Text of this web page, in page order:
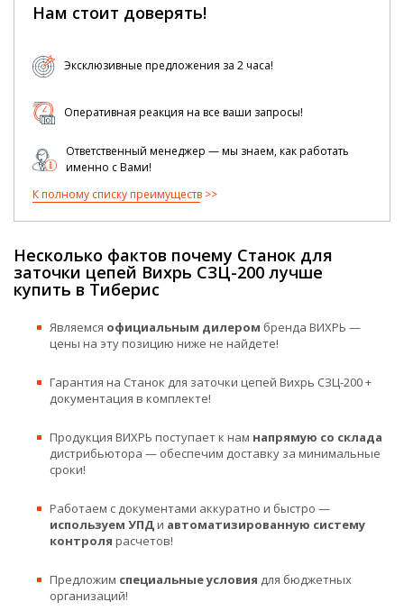
Нам стоит доверять!
Эксклюзивные предложения за 2 часа!
Оперативная реакция на все ваши запросы!
Ответственный менеджер — мы знаем, как работать
именно с Вами!
К полному списку преимуществ
Несколько фактов почему Станок для
заточки цепей Вихрь СЗЦ-200 лучше
купить в Тиберис
Являемся официальным дилером бренда ВИХРЬ —
цены на эту позицию ниже не найдете!
Гарантия на Станок для заточки цепей Вихрь СЗЦ-200 +
документация в комплекте!
Продукция ВИХРЬ поступает к нам напрямую со склада
дистрибьютора — обеспечим доставку за минимальные
сроки!
Работаем с документами аккуратно и быстро —
используем УПДи автоматизированную систему
контроля расчетов!
Предложим специальные условия для бюджетных
организаций!